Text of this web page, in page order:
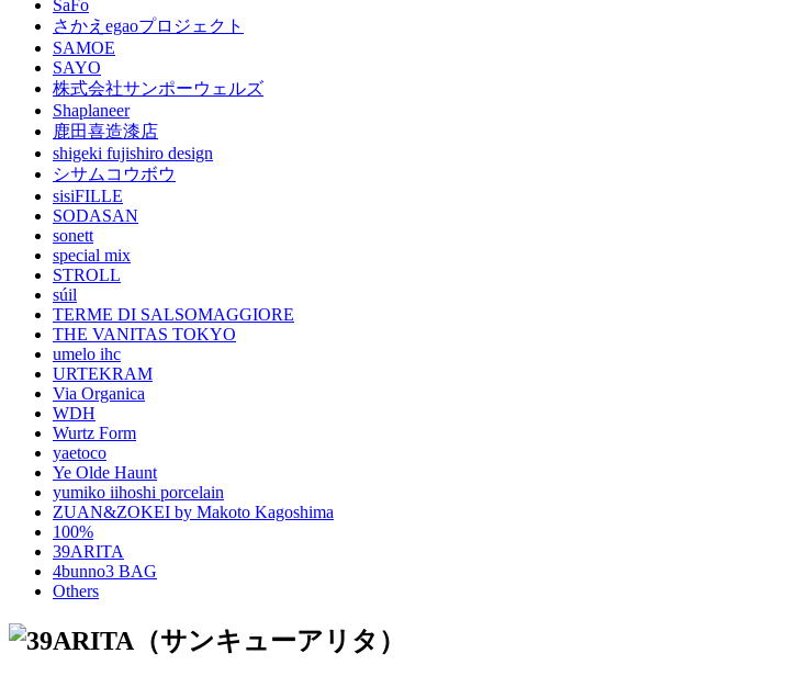
SaFo
さかえegaoプロジェクト
SAMOE
SAYO
株式会社サンポーウェルズ
Shaplaneer
鹿田喜造漆店
shigeki fujishiro design
シサムコウボウ
sisiFILLE
SODASAN
sonett
special mix
STROLL
súil
TERME DI SALSOMAGGIORE
THE VANITAS TOKYO
umelo ihc
URTEKRAM
Via Organica
WDH
Wurtz Form
yaetoco
Ye Olde Haunt
yumiko iihoshi porcelain
ZUAN&ZOKEI by Makoto Kagoshima
100%
39ARITA
4bunno3 BAG
Others